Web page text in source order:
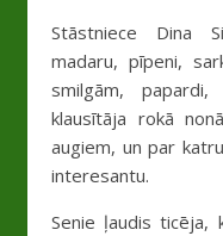
Stāstniece Dina
madaru, pīpeni,
smilgām,
klausītāja rokā
augiem, un par
interesantu.
Senie ļaudis ticēja,